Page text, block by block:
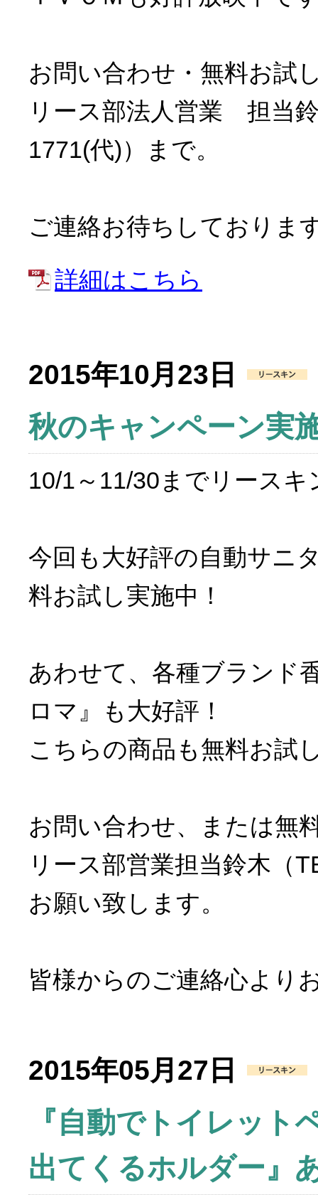
お問い合わせ・無料お試
リース部法人営業 担当
1771(代)）まで。
ご連絡お待ちしておりま
詳細はこちら
2015年10月23日
秋のキャンペーン実
10/1～11/30までリース
今回も大好評の自動サニ
料お試し実施中！
あわせて、各種ブランド
ロマ』も大好評！
こちらの商品も無料お試
お問い合わせ、または無
リース部営業担当鈴木（
お願い致します。
皆様からのご連絡心より
2015年05月27日
『自動でトイレット
出てくるホルダー』